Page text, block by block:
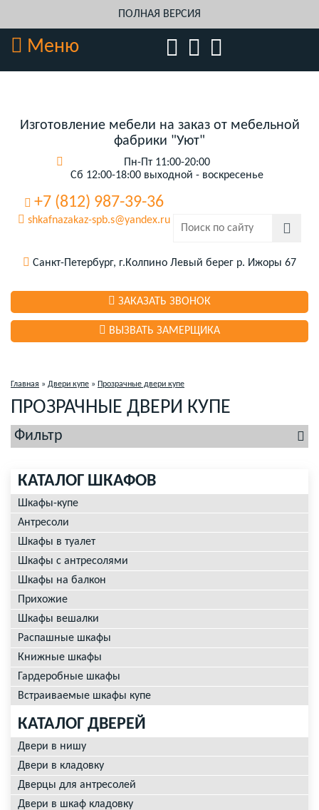
ПОЛНАЯ ВЕРСИЯ
Меню
Изготовление мебели на заказ от мебельной
фабрики "Уют"
Пн-Пт 11:00-20:00
Сб 12:00-18:00 выходной - воскресенье
+7 (812) 987-39-36
shkafnazakaz-spb.s@yandex.ru
Санкт-Петербург, г.Колпино Левый берег р. Ижоры 67
ЗАКАЗАТЬ ЗВОНОК
ВЫЗВАТЬ ЗАМЕРЩИКА
Главная » Двери купе » Прозрачные двери купе
ПРОЗРАЧНЫЕ ДВЕРИ КУПЕ
Фильтр
КАТАЛОГ ШКАФОВ
Шкафы-купе
Антресоли
Шкафы в туалет
Шкафы с антресолями
Шкафы на балкон
Прихожие
Шкафы вешалки
Распашные шкафы
Книжные шкафы
Гардеробные шкафы
Встраиваемые шкафы купе
КАТАЛОГ ДВЕРЕЙ
Двери в нишу
Двери в кладовку
Дверцы для антресолей
Двери в шкаф кладовку